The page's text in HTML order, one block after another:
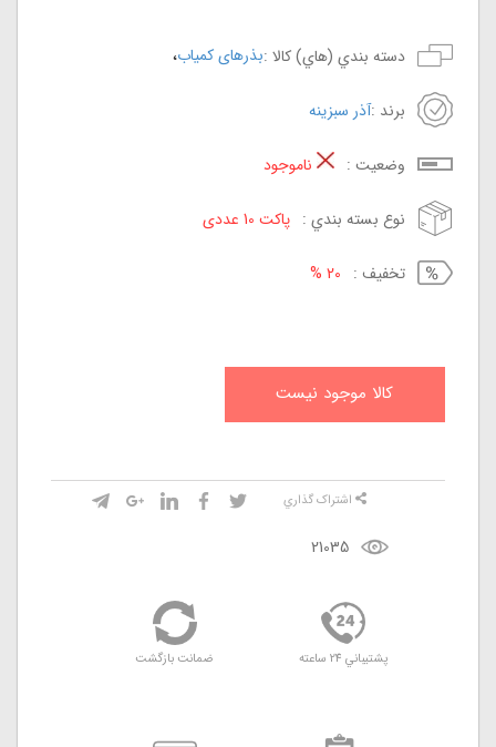
دسته بندي (هاي) کالا :بذرهای کمیاب،
برند :آذر سبزینه
وضعيت : ناموجود
نوع بسته بندي : پاکت 10 عددی
تخفيف : 20 %
کالا موجود نيست
21035
اشتراک گذاري
پشتيباني 24 ساعته ضمانت بازگشت